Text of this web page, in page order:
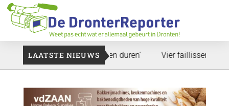
LAATSTE NIEUWS
zal ook nog wel even duren’ Vier faillissementen in